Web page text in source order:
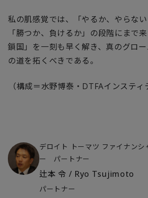
私の肌感覚では、「やるか、やらな
「勝つか、負けるか」の段階にまで
鎖国」を一刻も早く解き、真のグロ
の道を拓くべきである。
（構成＝水野博泰・ DTFAインスティ
デロイト トーマツ ファイナンシ
ー パートナー
辻本 令 / Ryo Tsujimoto
パートナー